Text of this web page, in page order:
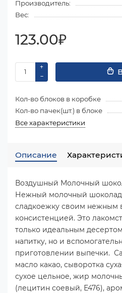
Производитель:
Вес:
123.00₽
Кол-во блоков в коробке
Кол-во пачек(шт.) в блоке
Все характеристики
Описание
Воздушный Молочный
Нежный молочный шоколад
сладкоежку своим нежным
консистенцией. Это
только идеальным
напитку, но и
приготовлении выпечки.
масло какао, сыворотка
сухое цельное, жир
(лецитин соевый, Е476),